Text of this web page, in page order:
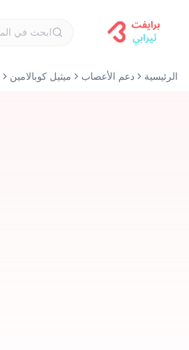
الرئيسية دعم الأعصاب ميثيل كوبالامين